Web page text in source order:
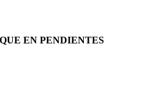
EN PENDIENTES